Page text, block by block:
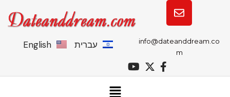
info@dateanddream.co
m
עברית English